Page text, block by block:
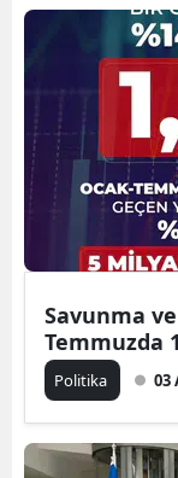
Savunma
Temmuzda
Politika 03